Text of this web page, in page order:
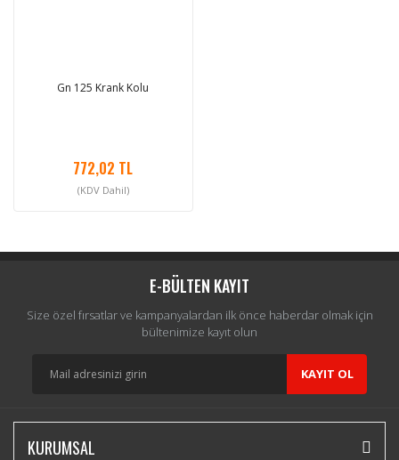
Gn 125 Krank Kolu
772,02 TL
(KDV Dahil)
E-BÜLTEN KAYIT
Size özel fırsatlar ve kampanyalardan ilk önce haberdar olmak için
bültenimize kayıt olun
KAYIT OL
KURUMSAL